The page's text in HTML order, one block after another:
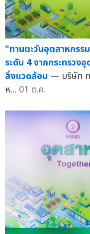
"ทานตะวันอุตสาหกรร
ระดับ 4 จากกระทรวง
สิ่งแวดล้อม — บริษัท ท
ห... 01 ต.ค.